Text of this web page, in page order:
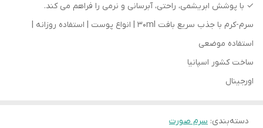
✓ با پوشش ابریشمی، راحتی، آبرسانی و نرمی را فراهم می کند.
سرم-کرم با جذب سریع بافت 30ml | انواع پوست | استفاده روزانه |
استفاده موضعی
ساخت کشور اسپانیا
اورجینال
دسته‌بندی: سرم صورت